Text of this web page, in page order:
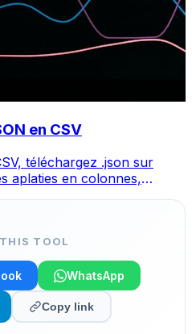
en CSV
téléchargez .json sur
aplaties en colonnes,
TOOL
WhatsApp
Copy link